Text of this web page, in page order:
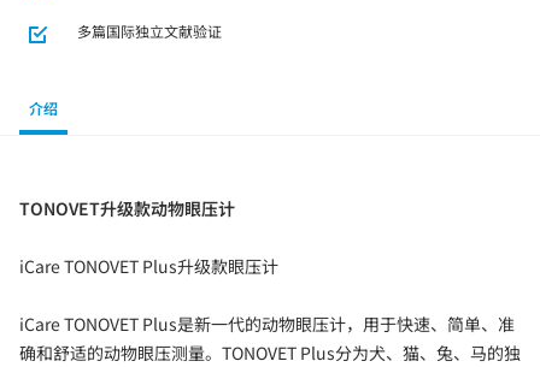
多篇国际独立文献验证
介绍
TONOVET升级款动物眼压计
iCare TONOVET Plus升级款眼压计
iCare TONOVET Plus是新一代的动物眼压计，用于快速、简单、准
确和舒适的动物眼压测量。TONOVET Plus分为犬、猫、兔、马的独